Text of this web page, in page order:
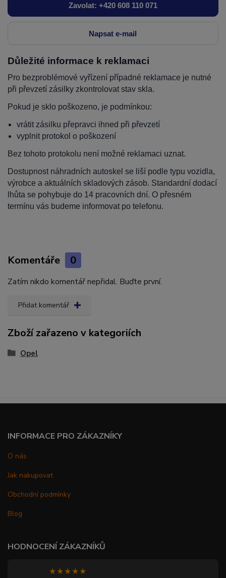
Zavolat: +420 608 110 071
Napsat e-mail
Důležité informace k reklamaci
Pro bezproblémové vyřízení případné reklamace je nutné
při převzetí zásilky zkontrolovat stav skla.
Pokud je sklo poškozeno, je podmínkou:
vrátit zásilku přepravci ihned při převzetí
vyplnit protokol o poškození
Bez tohoto protokolu není možné reklamaci uznat.
Dostupnost náhradních autoskel se liší podle typu vozidla,
výrobce a aktuálních skladových zásob. Standardní dodací
lhůta se pohybuje do 14 pracovních dní. O přesném
termínu vás budeme informovat po telefonu.
Komentáře 0
Zatím nikdo komentář nepřidal. Buďte první.
Přidat komentář
Zboží zařazeno v kategoriích
Opel
INFORMACE PRO ZÁKAZNÍKY
O nás
Jak nakupovat
Obchodní podmínky
Blog
HODNOCENÍ ZÁKAZNÍKŮ
★★★★★